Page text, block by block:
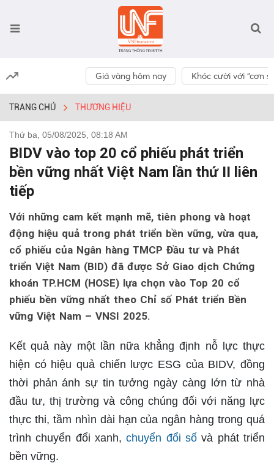
Giá vàng hôm nay Khóc cười với “cơn
TRANG CHỦ THƯƠNG HIỆU
Thứ ba, 05/08/2025, 08:18 AM
BIDV vào top 20 cổ phiếu phát triển
bền vững nhất Việt Nam lần thứ II liên
tiếp
Với những cam kết mạnh mẽ, tiên phong và hoạt
động hiệu quả trong phát triển bền vững, vừa qua,
cổ phiếu của Ngân hàng TMCP Đầu tư và Phát
triển Việt Nam (BID) đã được Sở Giao dịch Chứng
khoán TP.HCM (HOSE) lựa chọn vào Top 20 cổ
phiếu bền vững nhất theo Chỉ số Phát triển Bền
vững Việt Nam – VNSI 2025.
Kết quả này một lần nữa khẳng định nỗ lực thực
hiện có hiệu quả chiến lược ESG của BIDV, đồng
thời phản ánh sự tin tưởng ngày càng lớn từ nhà
đầu tư, thị trường và công chúng đối với năng lực
thực thi, tầm nhìn dài hạn của ngân hàng trong quá
trình chuyển đổi xanh,chuyển đổi số và phát triển
bền vững.